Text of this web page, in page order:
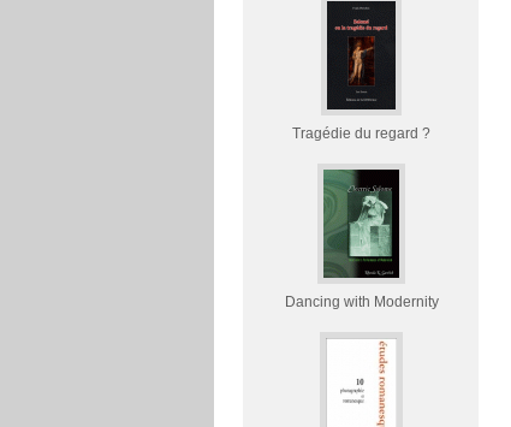
Tragédie du regard ?
Dancing with Modernity